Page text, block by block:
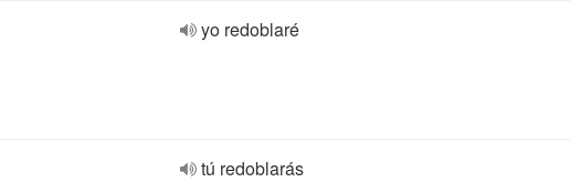
yo redoblaré
tú redoblarás